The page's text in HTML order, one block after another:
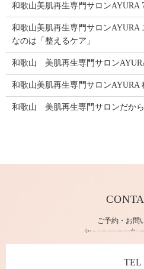
和歌山美肌再生専門サロンAYURA
和歌山美肌再生専門サロンAYURA
なのは「整えるケア」
和歌山 美肌再生専門サロン
和歌山美肌再生専門サロンAYURA
和歌山 美肌再生専門サロンだか
ご予約・お問
TEL